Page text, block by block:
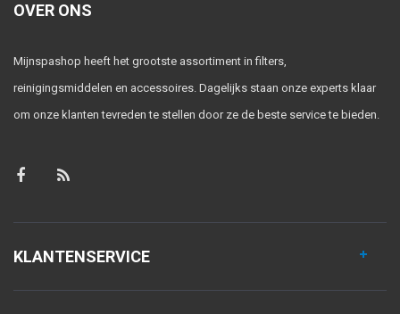
OVER ONS
Mijnspashop heeft het grootste assortiment in filters,
reinigingsmiddelen en accessoires. Dagelijks staan onze experts klaar
om onze klanten tevreden te stellen door ze de beste service te bieden.
KLANTENSERVICE